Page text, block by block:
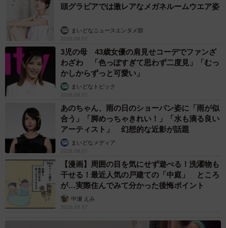
頭グラビアでは激レアなメガネルームウエア姿
まいどなニュースエンタメ部
2026.08.07
3児の母 43歳女優の肩見せコーデでファンざ
わざわ 「色っぽすぎて思わず二度見」「むっ
かしからずっと可愛い」
まいどなトピック
2026.08.07
あのちゃん、雨の日のショーパン姿に「雨が似
合う」「脚めっちゃきれい！」「水も滴る良い
アーティスト」 幻想的な近影が話題
まいどなメディア
2026.08.07
【漫画】周囲の目を気にせず遊べる！洗濯物も
干せる！最近人気の戸建ての「中庭」 ところ
が…実際住んでみて分かった後悔ポイント
中瀬 えみ
2026.08.07